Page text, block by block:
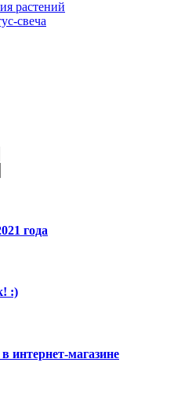
растений
свеча
года
:)
магазине